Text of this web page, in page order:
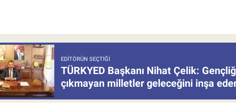
EDITÖRÜN SEÇTIĞI
TÜRKYED Başkanı Nihat Çelik:
çıkmayan milletler geleceğini inşa